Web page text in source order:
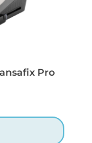
Pro